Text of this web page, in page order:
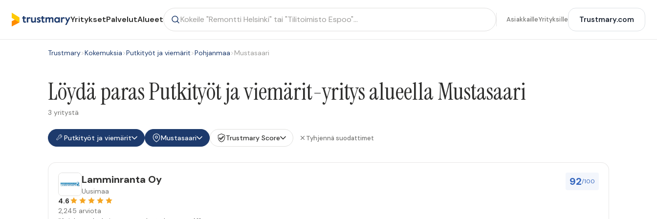
YrityksetPalvelutAlueet AsiakkailleYrityksille Trustmary.com
Trustmary>Kokemuksia>Putkityöt ja viemärit>Pohjanmaa>Mustasaari
Löydä paras Putkityöt ja viemärit-yritys alueella Mustasaari
3 yritystä
Putkityöt ja viemärit Mustasaari Trustmary Score Tyhjennä suodattimet
92/100
Lamminranta Oy
Uusimaa
4.6
2,245 arviota